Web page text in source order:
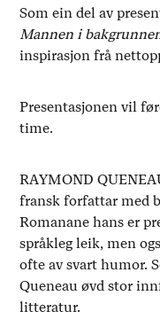
Som ein del av
Mannen i
inspirasjon frå
Presentasjonen vil
time.
RAYMOND
fransk forfattar med
Romanane hans er
språkleg leik, men
ofte av svart humor.
Queneau øvd stor
litteratur.